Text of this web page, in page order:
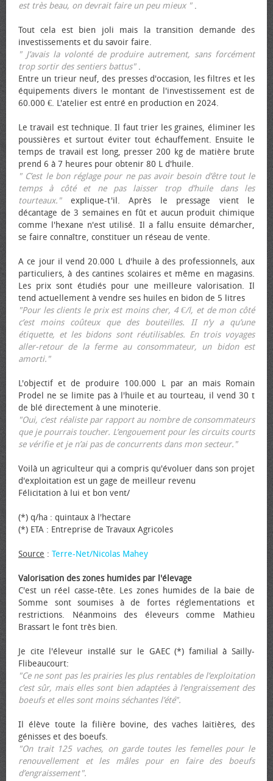
est très beau, on devrait faire un peu mieux ".
Tout cela est bien joli mais la transition demande des
investissements et du savoir faire.
" J’avais la volonté de produire autrement, sans forcément
trop sortir des sentiers battus".
Entre un trieur neuf, des presses d'occasion, les filtres et les
équipements divers le montant de l'investissement est de
60.000 €. L'atelier est entré en production en 2024.
Le travail est technique. Il faut trier les graines, éliminer les
poussières et surtout éviter tout échauffement. Ensuite le
temps de travail est long, presser 200 kg de matière brute
prend 6 à 7 heures pour obtenir 80 L d'huile.
" C’est le bon réglage pour ne pas avoir besoin d’être tout le
temps à côté et ne pas laisser trop d’huile dans les
tourteaux."explique-t'il. Après le pressage vient le
décantage de 3 semaines en fût et aucun produit chimique
comme l'hexane n'est utilisé. Il a fallu ensuite démarcher,
se faire connaître, constituer un réseau de vente.
A ce jour il vend 20.000 L d'huile à des professionnels, aux
particuliers, à des cantines scolaires et même en magasins.
Les prix sont étudiés pour une meilleure valorisation. Il
tend actuellement à vendre ses huiles en bidon de 5 litres
"Pour les clients le prix est moins cher, 4 €/l, et de mon côté
c’est moins coûteux que des bouteilles. II n’y a qu’une
étiquette, et les bidons sont réutilisables. En trois voyages
aller-retour de la ferme au consommateur, un bidon est
amorti."
L'objectif et de produire 100.000 L par an mais Romain
Prodel ne se limite pas à l'huile et au tourteau, il vend 30 t
de blé directement à une minoterie.
"Oui, c’est réaliste par rapport au nombre de consommateurs
que je pourrais toucher. L’engouement pour les circuits courts
se vérifie et je n’ai pas de concurrents dans mon secteur."
Voilà un agriculteur qui a compris qu'évoluer dans son projet
d'exploitation est un gage de meilleur revenu
Félicitation à lui et bon vent/
(*) q/ha : quintaux à l'hectare
(*) ETA : Entreprise de Travaux Agricoles
Source : Terre-Net/Nicolas Mahey
Valorisation des zones humides par l'élevage
C'est un réel casse-tête. Les zones humides de la baie de
Somme sont soumises à de fortes réglementations et
restrictions. Néanmoins des éleveurs comme Mathieu
Brassart le font très bien.
Je cite l'éleveur installé sur le GAEC (*) familial à Sailly-
Flibeaucourt:
"Ce ne sont pas les prairies les plus rentables de l’exploitation
c’est sûr, mais elles sont bien adaptées à l’engraissement des
bœufs et elles sont moins séchantes l’été".
Il élève toute la filière bovine, des vaches laitières, des
génisses et des bœufs.
"On trait 125 vaches, on garde toutes les femelles pour le
renouvellement et les mâles pour en faire des bœufs
d’engraissement".